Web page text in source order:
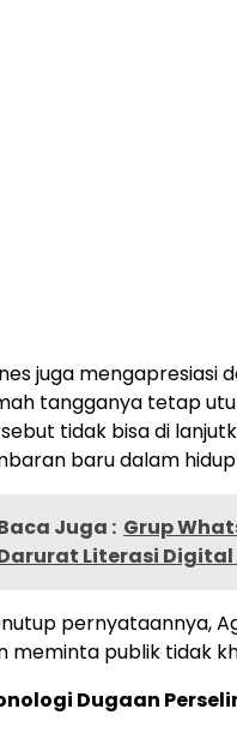
juga mengapresiasi
tangganya tetap
tidak bisa di
baru dalam
Juga : Grup
Literasi Digital
pernyataannya,
meminta publik tidak
Dugaan